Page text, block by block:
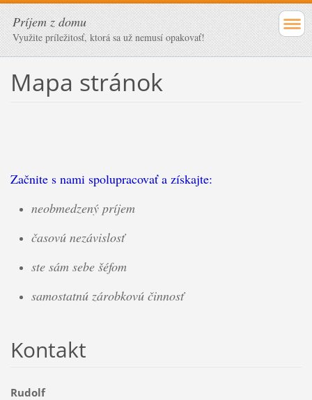
Príjem z domu
Využite príležitosť, ktorá sa už nemusí opakovať!
Mapa stránok
Začnite s nami spolupracovať a získajte:
neobmedzený príjem
časovú nezávislosť
ste sám sebe šéfom
samostatnú zárobkovú činnosť
Kontakt
Rudolf